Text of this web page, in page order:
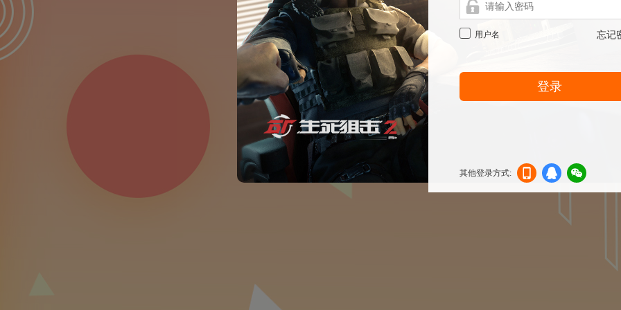
用户名 忘记
登录
其他登录方式:
机登
登录
信登